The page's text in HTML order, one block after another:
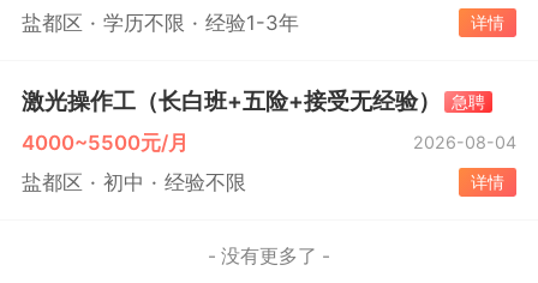
盐都区 学历不限 经验1-3年 详情
激光操作工（长白班+五险+接受无经验） 急聘
4000~5500元/月 2026-08-04
盐都区 初中 经验不限 详情
- 没有更多了 -